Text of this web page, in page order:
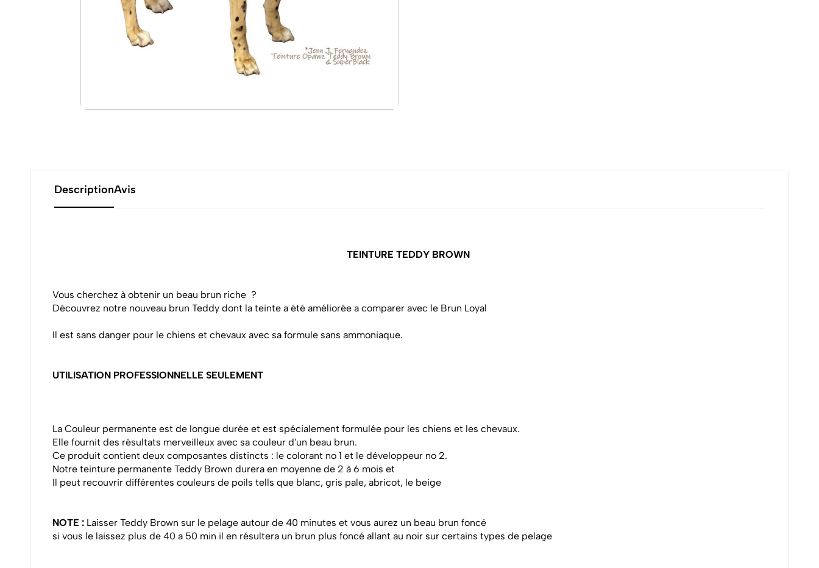
DescriptionAvis
TEINTURE TEDDY BROWN
Vous cherchez à obtenir un beau brun riche ?
Découvrez notre nouveau brun Teddy dont la teinte a été améliorée a comparer avec le Brun Loyal
Il est sans danger pour le chiens et chevaux avec sa formule sans ammoniaque.
UTILISATION PROFESSIONNELLE SEULEMENT
La Couleur permanente est de longue durée et est spécialement formulée pour les chiens et les chevaux.
Elle fournit des résultats merveilleux avec sa couleur d'un beau brun.
Ce produit contient deux composantes distincts : le colorant no 1 et le développeur no 2.
Notre teinture permanente Teddy Brown durera en moyenne de 2 à 6 mois et
Il peut recouvrir différentes couleurs de poils tells que blanc, gris pale, abricot, le beige
NOTE : Laisser Teddy Brown sur le pelage autour de 40 minutes et vous aurez un beau brun foncé
si vous le laissez plus de 40 a 50 min il en résultera un brun plus foncé allant au noir sur certains types de pelage